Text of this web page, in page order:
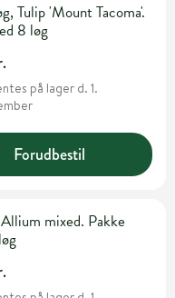
Tulip 'Mount Tacoma'.
8 løg
på lager d. 1.
Forudbestil
mixed. Pakke